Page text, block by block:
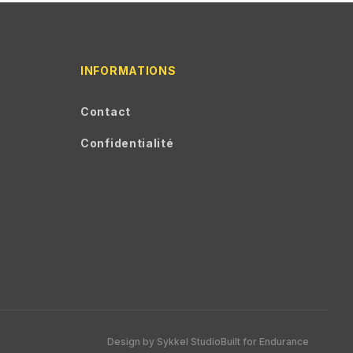
INFORMATIONS
Contact
Confidentialité
Design by Sykkel StudioBuilt for Endurance